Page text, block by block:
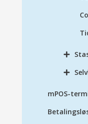
mPOS-